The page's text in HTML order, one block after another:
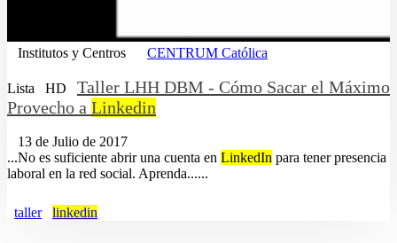
Institutos y Centros CENTRUM Católica
Lista HD
Taller LHH DBM - Cómo Sacar el Máximo
Provecho a Linkedin
13 de Julio de 2017
...No es suficiente abrir una cuenta en LinkedIn para tener presencia
laboral en la red social. Aprenda......
taller linkedin